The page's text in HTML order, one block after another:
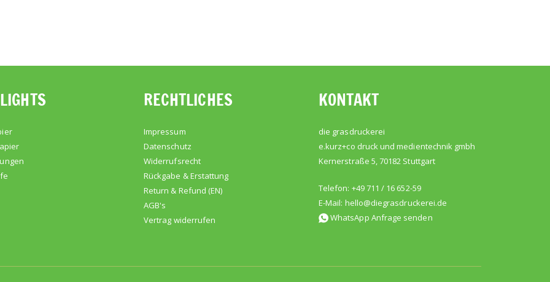
RECHTLICHES
Impressum
Datenschutz
Widerrufsrecht
Rückgabe & Erstattung
Return & Refund (EN)
AGB's
Vertrag widerrufen
KONTAKT
die grasdruckerei
e.kurz+co druck und medientechnik gmbh
Kernerstraße 5, 70182 Stuttgart
Telefon: +49 711 / 16 652-59
E-Mail: hello@diegrasdruckerei.de
WhatsApp Anfrage senden